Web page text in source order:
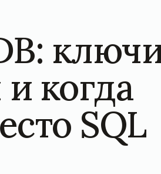
когда
SQL